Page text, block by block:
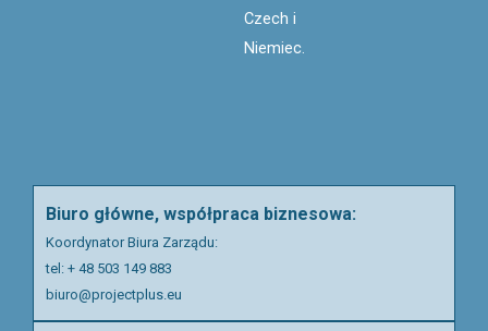
Czech i
Niemiec.
Biuro główne, współpraca biznesowa:
Koordynator Biura Zarządu:
tel: + 48 503 149 883
biuro@projectplus.eu